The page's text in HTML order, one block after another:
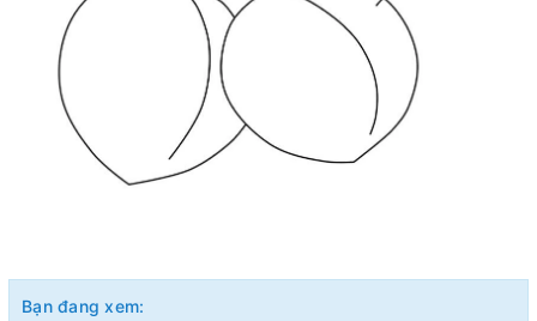
Bạn đang xem: